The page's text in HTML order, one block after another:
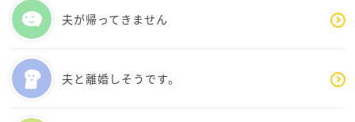
夫が帰ってきません
夫と離婚しそうです。